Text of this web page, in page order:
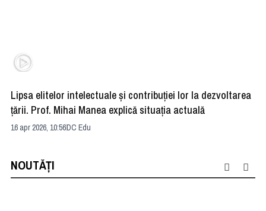
Lipsa elitelor intelectuale și contribuției lor la dezvoltarea
țării. Prof. Mihai Manea explică situația actuală
16 apr 2026, 10:56DC Edu
NOUTĂȚI